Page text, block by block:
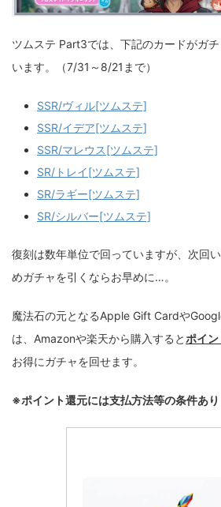
ツムステ Part3では、下記のカードがガ
います。（7/31～8/21まで）
SSR/ヴィル[ツムステ]
SSR/イデア[ツムステ]
SSR/マレウス[ツムステ]
SR/トレイ[ツムステ]
SR/ラギー[ツムステ]
SR/シルバー[ツムステ]
復刻は数年単位で回っていますが、次回
めガチャを引くならお早めに…。
魔法石の元となるApple Gift Cardや
は、Amazonや楽天から購入すると ポイ
お得にガチャを回せます。
※ポイント還元には支払方法等の条件あり